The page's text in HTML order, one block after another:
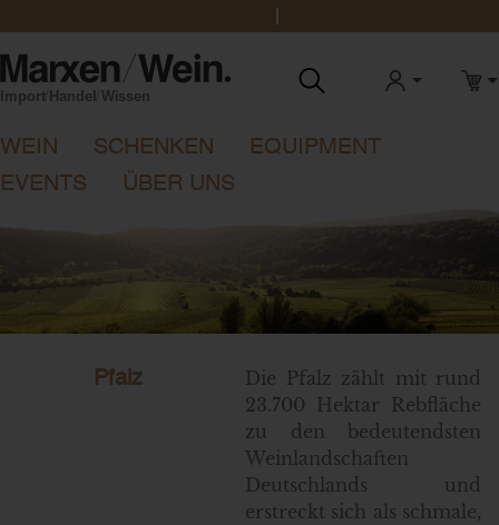
ANMELDEN
WEIN SCHENKEN
EQUIPMENT
EVENTS
ÜBER UNS
Pfalz
Die Pfalz zählt mit rund
23.700 Hektar Rebfläche
zu den bedeutendsten
Weinlandschaften
Deutschlands und
erstreckt sich als schmale,